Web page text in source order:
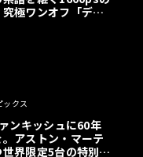
極ワンオフ「デス
ックス
ンキッシュに60年
アストン・マーテ
界限定5台の特別コ